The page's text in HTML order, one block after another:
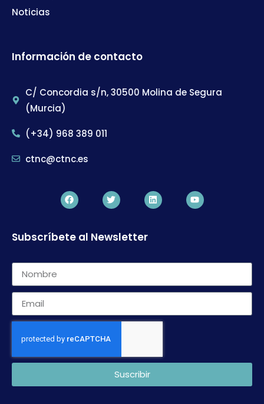
Noticias
Información de contacto
C/ Concordia s/n, 30500 Molina de Segura
(Murcia)
(+34) 968 389 011
ctnc@ctnc.es
Subscríbete al Newsletter
Suscribir